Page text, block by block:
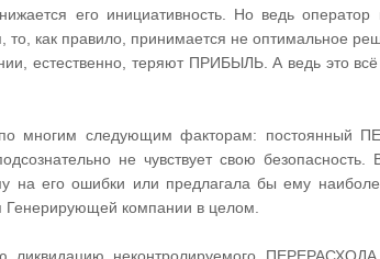
его инициативность. Но ведь
как правило, принимается не оптимальное
естественно, теряют ПРИБЫЛЬ. А ведь это всё
многим следующим факторам: постоянный
не чувствует свою
на его ошибки или предлагала бы ему
Генерирующей компании в целом.